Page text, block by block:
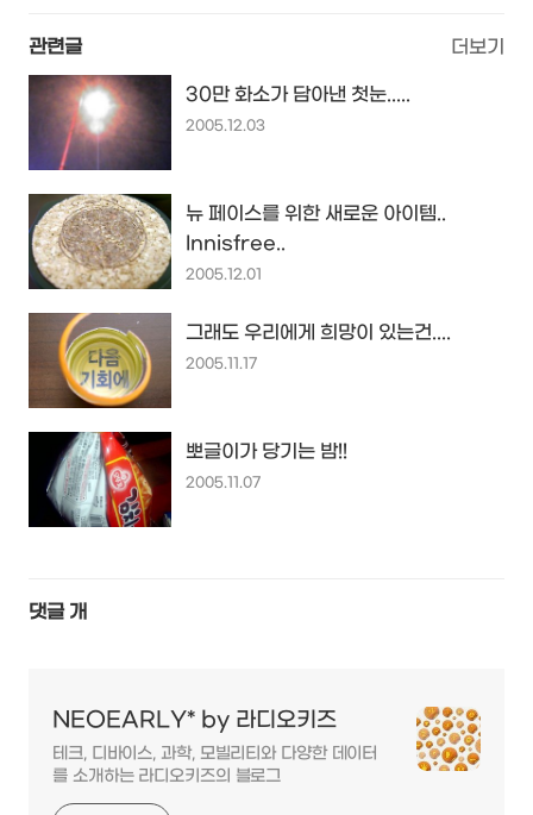
관련글 더보기
30만 화소가 담아낸 첫눈.....
2005.12.03
뉴 페이스를 위한 새로운 아이템..
Innisfree..
2005.12.01
그래도 우리에게 희망이 있는건....
2005.11.17
뽀글이가 당기는 밤!!
2005.11.07
댓글 개
NEOEARLY* by 라디오키즈
테크, 디바이스, 과학, 모빌리티와 다양한 데이터
를 소개하는 라디오키즈의 블로그